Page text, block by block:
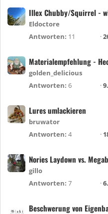
Illex Chubby/Squirrel -
Eldoctore
Antworten 11
Materialempfehlung -
golden_delicious
Antworten 6
Lures umlackieren
bruwator
Antworten 4
Nories Laydown vs.
gillo
Antworten 7
Beschwerung von